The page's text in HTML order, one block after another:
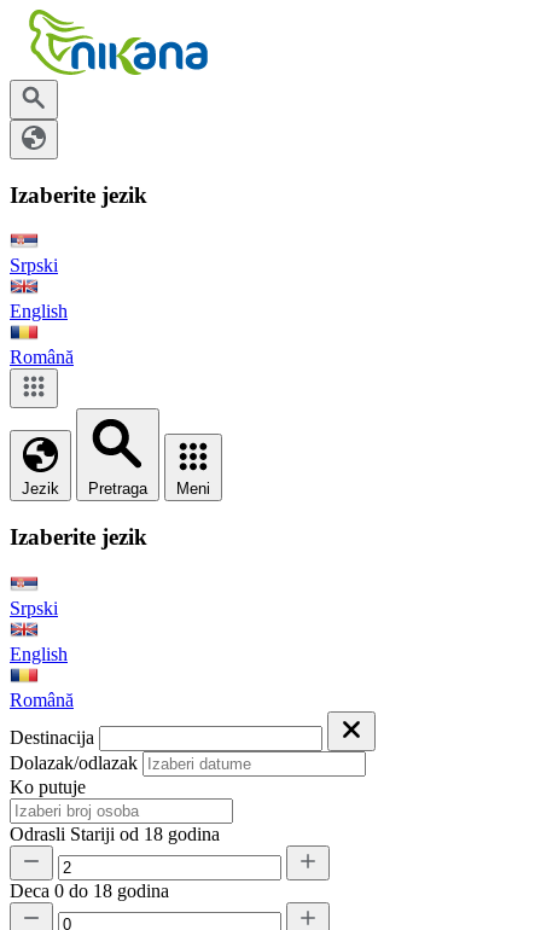
Izaberite jezik
Srpski
English
Română
Jezik Pretraga Meni
Izaberite jezik
Srpski
English
Română
Destinacija
Dolazak/odlazak
Ko putuje
Odrasli Stariji od 18 godina
Deca 0 do 18 godina